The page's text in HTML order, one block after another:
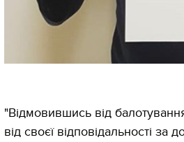
"Відмовившись від
від своєї відповідальності